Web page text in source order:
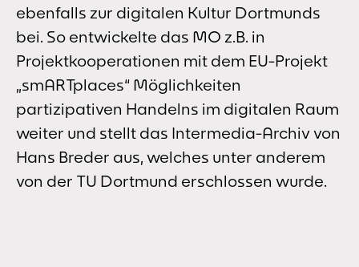
ebenfalls zur digitalen Kultur Dortmunds
bei. So entwickelte das MO z.B. in
Projektkooperationen mit dem EU-Projekt
„smARTplaces“ Möglichkeiten
partizipativen Handelns im digitalen Raum
weiter und stellt das Intermedia-Archiv von
Hans Breder aus, welches unter anderem
von der TU Dortmund erschlossen wurde.